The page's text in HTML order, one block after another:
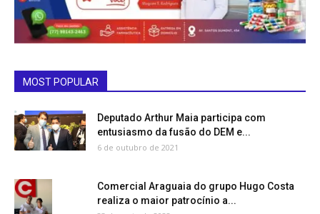
MOST POPULAR
Deputado Arthur Maia participa com
entusiasmo da fusão do DEM e...
6 de outubro de 2021
Comercial Araguaia do grupo Hugo Costa
realiza o maior patrocínio a...